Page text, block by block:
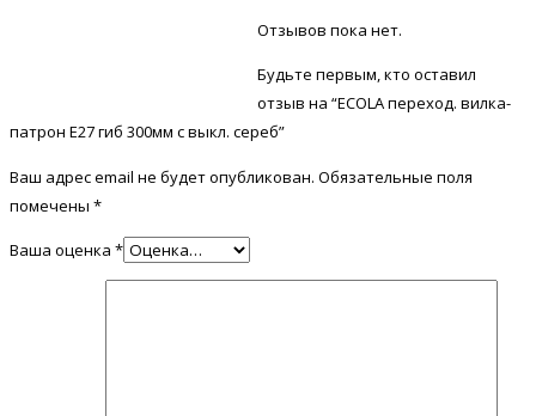
Отзывов пока нет.
Будьте первым, кто оставил
отзыв на “ECOLA переход. вилка-
патрон Е27 гиб 300мм с выкл. сереб”
Ваш адрес email не будет опубликован. Обязательные поля
помечены *
Ваша оценка *